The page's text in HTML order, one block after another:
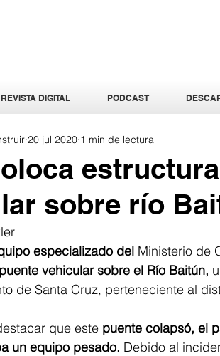
REVISTA DIGITAL PODCAST
sobre río
20 jul 2020 1 min de lectura
especializado del Ministerio de
vehicular sobre el Río Baitún,
de Santa Cruz, perteneciente al
que este puente colapsó, el
un equipo pesado. Debido al